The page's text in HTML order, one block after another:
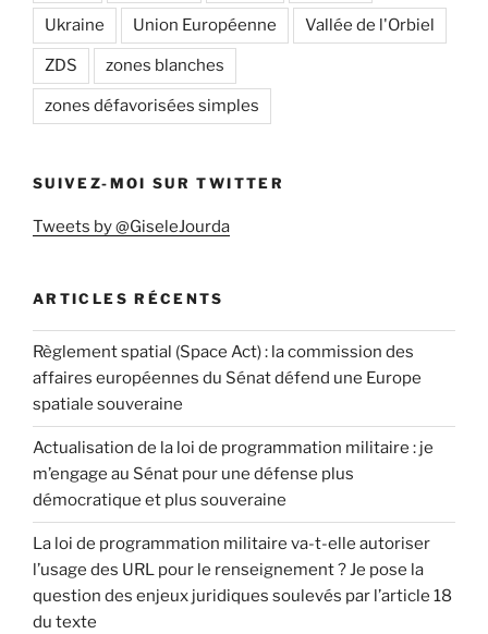
Ukraine Union Européenne Vallée de l'Orbiel
ZDS zones blanches
zones défavorisées simples
SUIVEZ-MOI SUR TWITTER
Tweets by @GiseleJourda
ARTICLES RÉCENTS
Règlement spatial (Space Act) : la commission des
affaires européennes du Sénat défend une Europe
spatiale souveraine
Actualisation de la loi de programmation militaire : je
m’engage au Sénat pour une défense plus
démocratique et plus souveraine
La loi de programmation militaire va-t-elle autoriser
l’usage des URL pour le renseignement ? Je pose la
question des enjeux juridiques soulevés par l’article 18
du texte